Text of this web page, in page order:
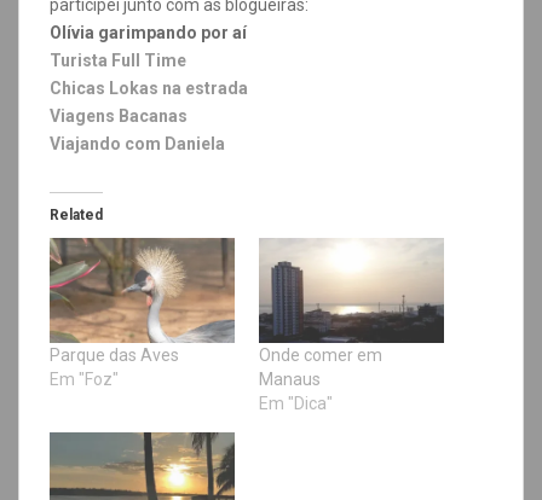
participei junto com as blogueiras:
Olívia garimpando por aí
Turista Full Time
Chicas Lokas na estrada
Viagens Bacanas
Viajando com Daniela
Related
Parque das Aves
Em "Foz"
Onde comer em
Manaus
Em "Dica"